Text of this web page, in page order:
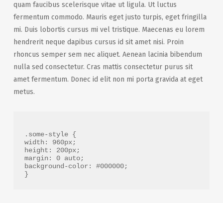
quam faucibus scelerisque vitae ut ligula. Ut luctus
fermentum commodo. Mauris eget justo turpis, eget fringilla
mi. Duis lobortis cursus mi vel tristique. Maecenas eu lorem
hendrerit neque dapibus cursus id sit amet nisi. Proin
rhoncus semper sem nec aliquet. Aenean lacinia bibendum
nulla sed consectetur. Cras mattis consectetur purus sit
amet fermentum. Donec id elit non mi porta gravida at eget
metus.
.some-style {
width: 960px;
height: 200px;
margin: 0 auto;
background-color: #000000;
}